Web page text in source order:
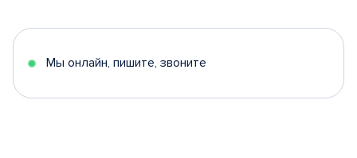
Мы онлайн, пишите, звоните